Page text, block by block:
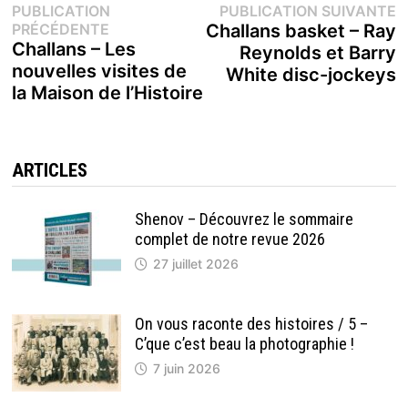
Navigation
de
l’article
PUBLICATION
PRÉCÉDENTEPublication
précédente :
Challans – Les
nouvelles visites de
la Maison de l’Histoire
PUBLICATION SUIVANTE
Challans basket – Ray
Reynolds et Barry
White disc-jockeys
ARTICLES
Shenov – Découvrez le sommaire
complet de notre revue 2026
27 juillet 2026
On vous raconte des histoires / 5 –
C’que c’est beau la photographie !
7 juin 2026